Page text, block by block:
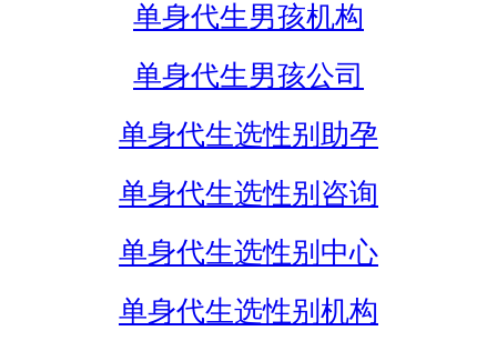
单身代生男孩机构
单身代生男孩公司
单身代生选性别助孕
单身代生选性别咨询
单身代生选性别中心
单身代生选性别机构